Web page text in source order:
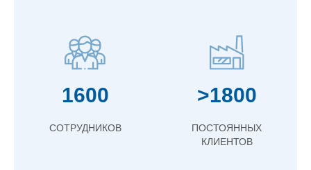
1600
СОТРУДНИКОВ
>1800
ПОСТОЯННЫХ
КЛИЕНТОВ